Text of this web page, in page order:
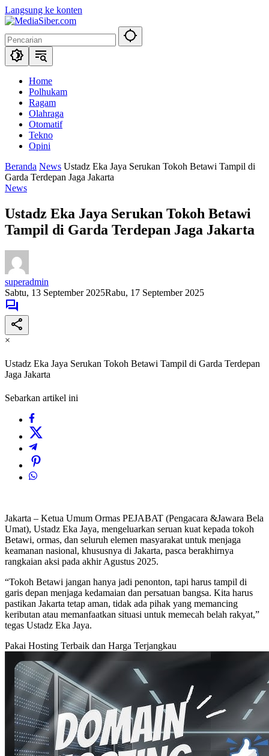
Langsung ke konten
Home
Polhukam
Ragam
Olahraga
Otomatif
Tekno
Opini
Beranda News Ustadz Eka Jaya Serukan Tokoh Betawi Tampil di
Garda Terdepan Jaga Jakarta
News
Ustadz Eka Jaya Serukan Tokoh Betawi
Tampil di Garda Terdepan Jaga Jakarta
superadmin
Sabtu, 13 September 2025Rabu, 17 September 2025
×
Ustadz Eka Jaya Serukan Tokoh Betawi Tampil di Garda Terdepan
Jaga Jakarta
Sebarkan artikel ini
Jakarta – Ketua Umum Ormas PEJABAT (Pengacara &Jawara Bela
Umat), Ustadz Eka Jaya, mengeluarkan seruan kuat kepada tokoh
Betawi, ormas, dan seluruh elemen masyarakat untuk menjaga
keamanan nasional, khususnya di Jakarta, pasca berakhirnya
rangkaian aksi pada akhir Agustus 2025.
“Tokoh Betawi jangan hanya jadi penonton, tapi harus tampil di
garis depan menjaga kedamaian dan persatuan bangsa. Kita harus
pastikan Jakarta tetap aman, tidak ada pihak yang memancing
keributan atau memanfaatkan situasi untuk memecah belah rakyat,”
tegas Ustadz Eka Jaya.
Pakai Hosting Terbaik dan Harga Terjangkau